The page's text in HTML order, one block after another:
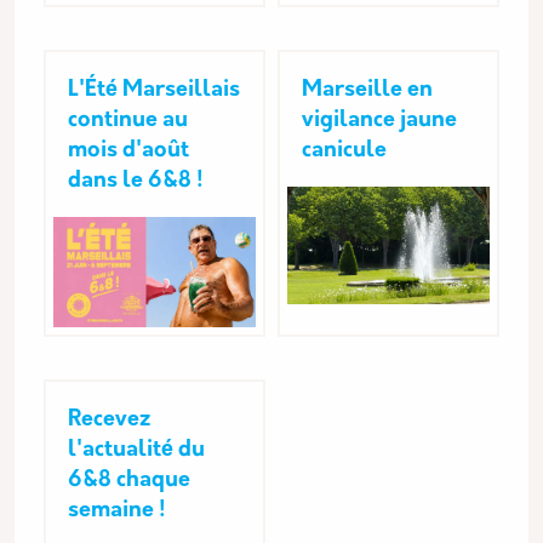
L'Été Marseillais
continue au
mois d'août
dans le 6&8 !
Marseille en
vigilance jaune
canicule
Recevez
l'actualité du
6&8 chaque
semaine !